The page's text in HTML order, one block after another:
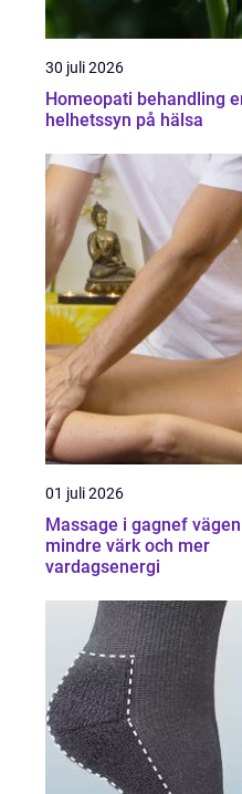
30 juli 2026
Homeopati behandling en
helhetssyn på hälsa
01 juli 2026
Massage i gagnef vägen till
mindre värk och mer
vardagsenergi